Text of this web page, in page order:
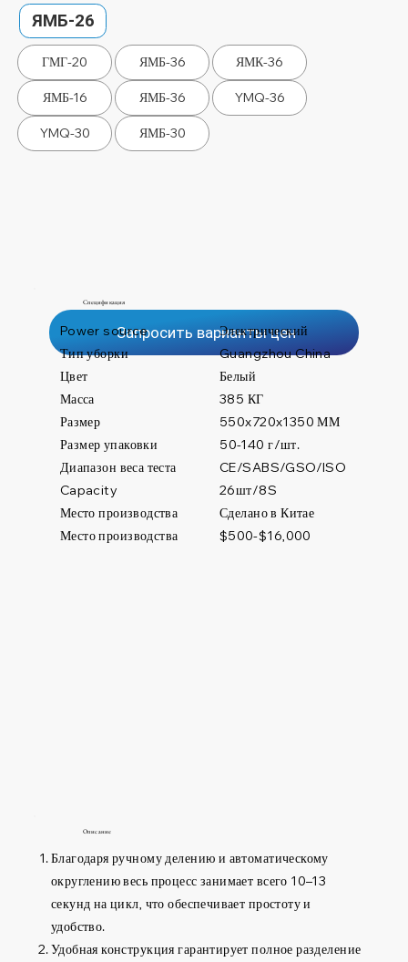
ЯМБ-26
ГМГ-20 ЯМБ-36 ЯМК-36
ЯМБ-16 ЯМБ-36 YMQ-36
YMQ-30 ЯМБ-30
Запросить варианты цен
Power source
Электрический
Тип уборки
Масса
Цвет Белый
550x720x1350 ММ
Размер упаковки
Размер
Capacity
Диапазон веса теста CE/SABS/GSO/ISO
Сделано в Китае
Место производства
Место производства
Guangzhou China
385 КГ
50-140 г/шт.
26шт/8S
$500-$16,000
Спецификация
Благодаря ручному делению и автоматическому
округлению весь процесс занимает всего 10–13
секунд на цикл, что обеспечивает простоту и
удобство.
Удобная конструкция гарантирует полное разделение
Описание